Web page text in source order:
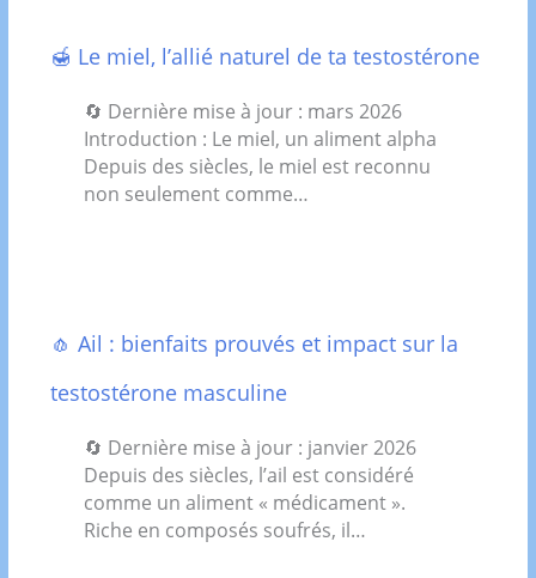
🍯 Le miel, l’allié naturel de ta testostérone
🔄 Dernière mise à jour : mars 2026
Introduction : Le miel, un aliment alpha
Depuis des siècles, le miel est reconnu
non seulement comme…
🧄 Ail : bienfaits prouvés et impact sur la
testostérone masculine
🔄 Dernière mise à jour : janvier 2026
Depuis des siècles, l’ail est considéré
comme un aliment « médicament ».
Riche en composés soufrés, il…